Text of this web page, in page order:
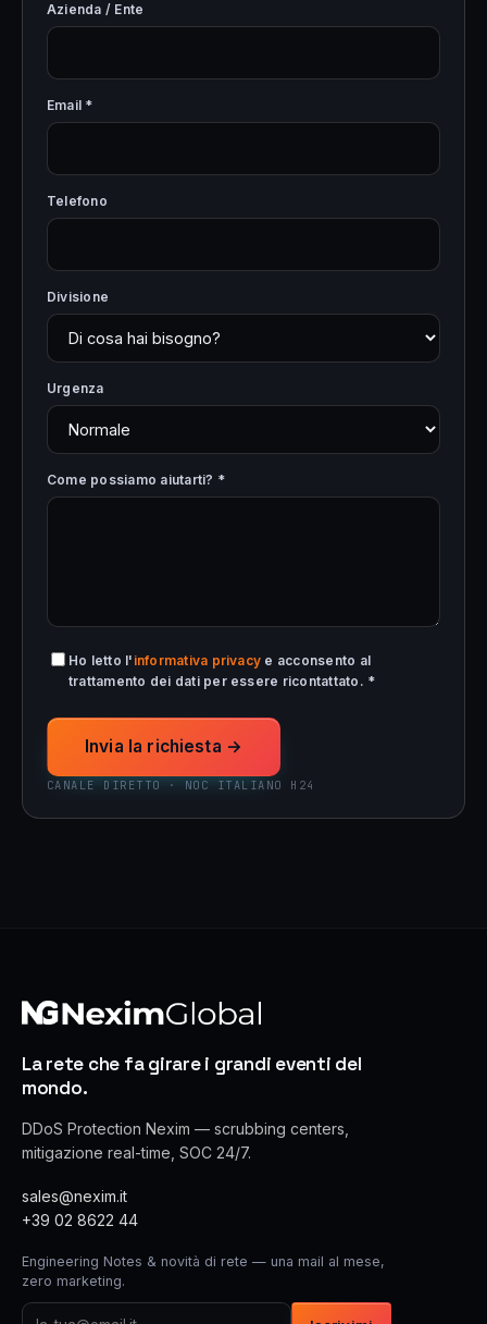
Azienda / Ente
Email *
Telefono
Divisione
Urgenza
Come possiamo aiutarti? *
Ho letto l' informativa privacy e acconsento al
trattamento dei dati per essere ricontattato. *
Invia la richiesta →
CANALE DIRETTO · NOC ITALIANO H24
La rete che fa girare i grandi eventi del
mondo.
DDoS Protection Nexim — scrubbing centers,
mitigazione real-time, SOC 24/7.
sales@nexim.it
+39 02 8622 44
Engineering Notes & novità di rete — una mail al mese,
zero marketing.